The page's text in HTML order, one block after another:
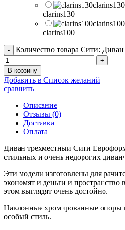
clarins130
clarins130
clarins100
clarins100
Количество товара Сити:
В корзину
Добавить в Список желаний
сравнить
Описание
Отзывы (0)
Доставка
Оплата
Диван трехместный Сити
стильных и очень недорогих
Эти модели изготовлены для
экономят и деньги и
этом выглядят очень достойно.
Наклонные хромированные опоры
особый стиль.